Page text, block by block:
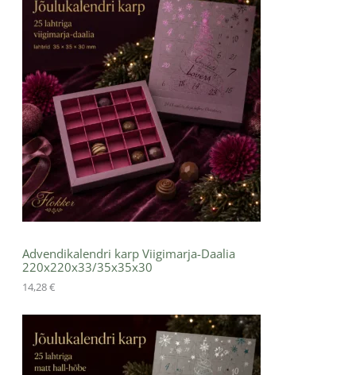
Advendikalendri karp Viigimarja-Daalia
220x220x33/35x35x30
14,28€